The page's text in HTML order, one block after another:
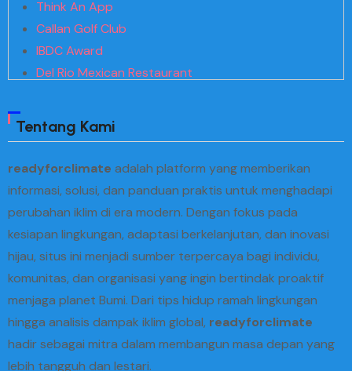
Think An App
Callan Golf Club
IBDC Award
Del Rio Mexican Restaurant
Hfive5 SGD2
Translating Jihad
Spectrum Theme
Realistic Foreign Policy
Paco Rosic
Tristate Biodiesel
Gidi Box Office
Creative Planning
Card IFF Backpacker
Michael George Custom Floral
Brazilian Twisters
Tentang Kami
readyforclimate adalah platform yang memberikan
informasi, solusi, dan panduan praktis untuk menghadapi
perubahan iklim di era modern. Dengan fokus pada
kesiapan lingkungan, adaptasi berkelanjutan, dan inovasi
hijau, situs ini menjadi sumber terpercaya bagi individu,
komunitas, dan organisasi yang ingin bertindak proaktif
menjaga planet Bumi. Dari tips hidup ramah lingkungan
hingga analisis dampak iklim global, readyforclimate
hadir sebagai mitra dalam membangun masa depan yang
lebih tangguh dan lestari.